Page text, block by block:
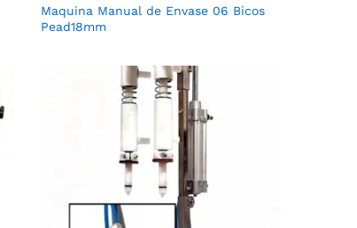
Maquina Manual de Envase 06 Bicos
Pead18mm